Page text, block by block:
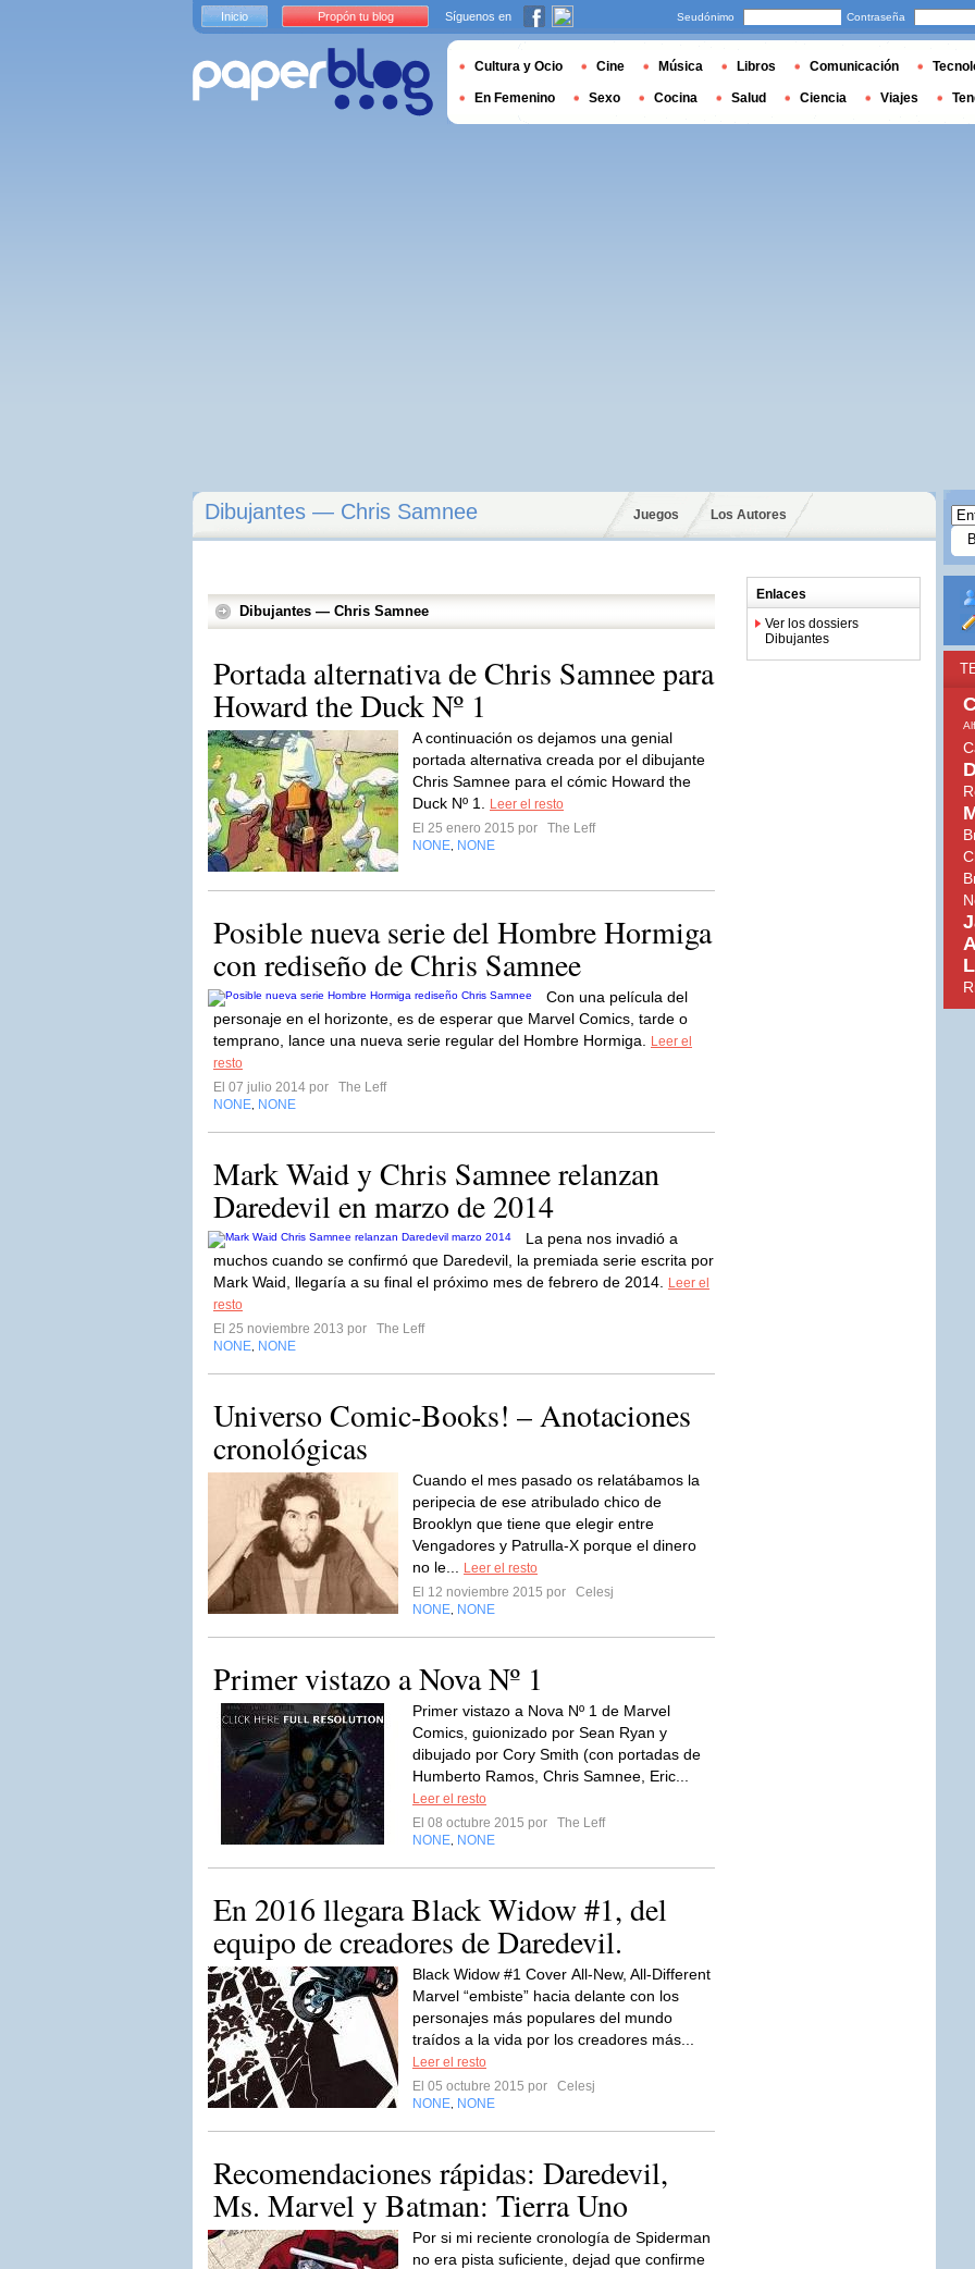
Dibujantes — Chris Samnee Juegos Los Autores
Dibujantes — Chris Samnee
Portada alternativa de Chris Samnee para
Howard the Duck Nº 1
A continuación os dejamos una genial
portada alternativa creada por el dibujante
Chris Samnee para el cómic Howard the
Duck Nº 1.
Leer el resto
El 25 enero 2015 por
The Leff
NONE NONE
Posible nueva serie del Hombre Hormiga
con rediseño de Chris Samnee
Con una película del
personaje en el horizonte, es de esperar que Marvel Comics, tarde o
temprano, lance una nueva serie regular del Hombre Hormiga.
Leer el
resto
El 07 julio 2014 por
The Leff
NONE NONE
Mark Waid y Chris Samnee relanzan
Daredevil en marzo de 2014
La pena nos invadió a
muchos cuando se confirmó que Daredevil, la premiada serie escrita por
Mark Waid, llegaría a su final el próximo mes de febrero de 2014.
Leer el
resto
El 25 noviembre 2013 por
The Leff
NONE NONE
Universo Comic-Books! – Anotaciones
cronológicas
Cuando el mes pasado os relatábamos la
peripecia de ese atribulado chico de
Brooklyn que tiene que elegir entre
Vengadores y Patrulla-X porque el dinero
no le...
Leer el resto
El 12 noviembre 2015 por
Celesj
NONE NONE
Primer vistazo a Nova Nº 1
Primer vistazo a Nova Nº 1 de Marvel
Comics, guionizado por Sean Ryan y
dibujado por Cory Smith (con portadas de
Humberto Ramos, Chris Samnee, Eric...
Leer el resto
El 08 octubre 2015 por
The Leff
NONE NONE
En 2016 llegara Black Widow #1, del
equipo de creadores de Daredevil.
Black Widow #1 Cover All-New, All-Different
Marvel “embiste” hacia delante con los
personajes más populares del mundo
traídos a la vida por los creadores más...
Leer el resto
El 05 octubre 2015 por
Celesj
NONE NONE
Recomendaciones rápidas: Daredevil,
Ms. Marvel y Batman: Tierra Uno
Por si mi reciente cronología de Spiderman
no era pista suficiente, dejad que confirme
Enlaces
Ver los dossiers
Dibujantes
Inicio Propón tu blog Síguenos en Seudónimo Contraseña
Cultura y Ocio Cine Música Libros Comunicación
En Femenino Sexo Cocina Salud Ciencia Viajes